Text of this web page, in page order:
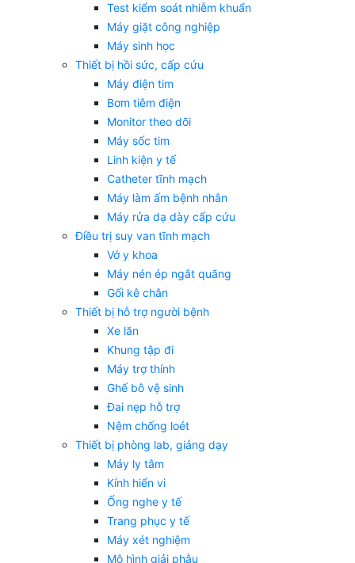
Test kiểm soát nhiễm khuẩn
Máy giặt công nghiệp
Máy sinh học
Thiết bị hồi sức, cấp cứu
Máy điện tim
Bơm tiêm điện
Monitor theo dõi
Máy sốc tim
Linh kiện y tế
Catheter tĩnh mạch
Máy làm ấm bệnh nhân
Máy rửa dạ dày cấp cứu
Điều trị suy van tĩnh mạch
Vớ y khoa
Máy nén ép ngắt quãng
Gối kê chân
Thiết bị hỗ trợ người bệnh
Xe lăn
Khung tập đi
Máy trợ thính
Ghế bô vệ sinh
Đai nẹp hỗ trợ
Nệm chống loét
Thiết bị phòng lab, giảng dạy
Máy ly tâm
Kính hiển vi
Ống nghe y tế
Trang phục y tế
Máy xét nghiệm
Mô hình giải phẫu